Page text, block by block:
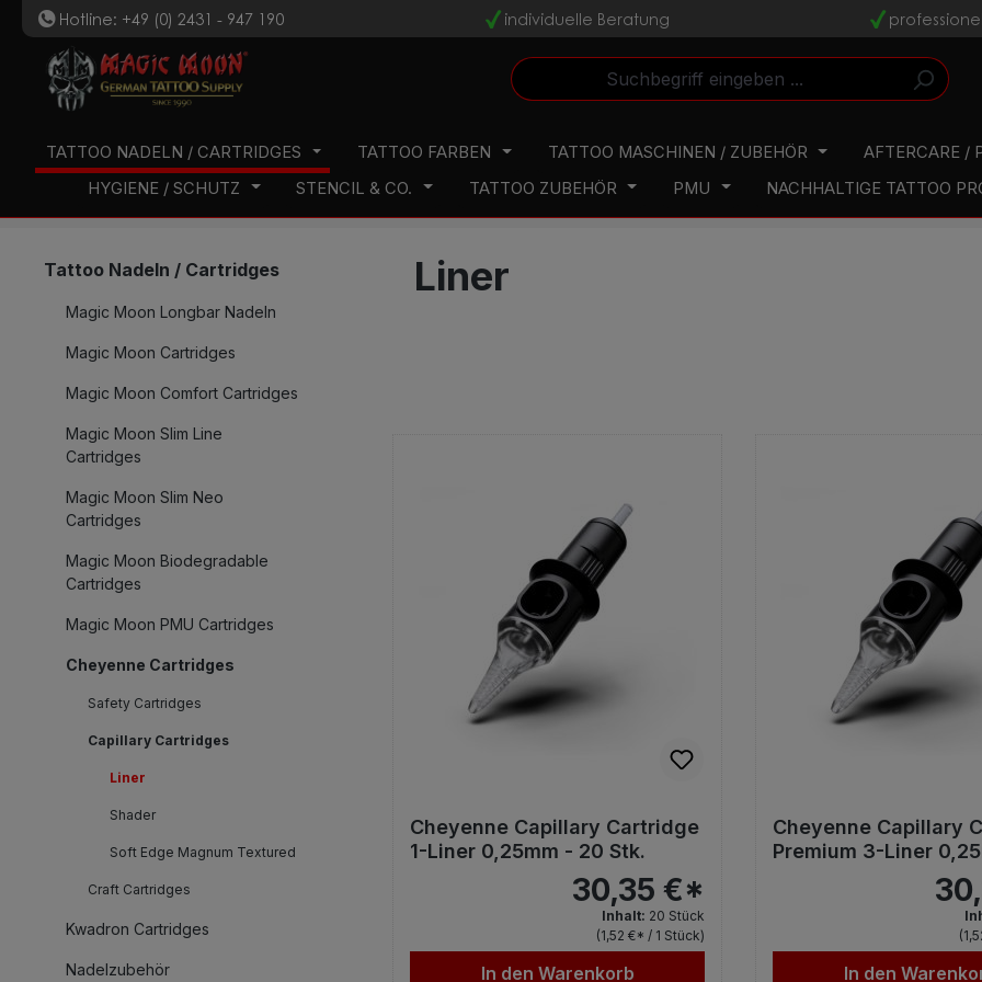
Hauptinhalt springen
Zur Suche springen
Zur Hauptnavigation springen
tHotline: +49 (0) 2431 - 947 190 vindividuelle Beratung v
TATTOO NADELN / CARTRIDGES TATTOO FARBEN TATTOO MASCHINEN / ZUBEHÖR AFTERCARE /
HYGIENE / SCHUTZ
STENCIL & CO. TATTOO ZUBEHÖR PMU NACHHALTIGE TATTOO
Tattoo Nadeln / Cartridges
Magic Moon Longbar Nadeln
Magic Moon Cartridges
Magic Moon Comfort Cartridges
Magic Moon Slim Line
Cartridges
Magic Moon Slim Neo
Cartridges
Magic Moon Biodegradable
Cartridges
Magic Moon PMU Cartridges
Cheyenne Cartridges
Safety Cartridges
Capillary Cartridges
Liner
Shader
Soft Edge Magnum Textured
Craft Cartridges
Kwadron Cartridges
Nadelzubehör
Liner
Cheyenne Capillary Cartridge
1-Liner 0,25mm - 20 Stk.
30,35 €*
Inhalt: 20 Stück
(1,52 €* / 1 Stück)
In den Warenkorb
Cheyenne Capillary
Premium 3-Liner
In den